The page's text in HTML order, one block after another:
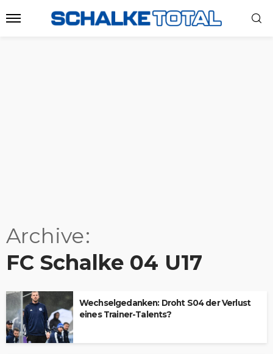
Archive
FC Schalke 04 U17
Wechselgedanken: Droht S04 der Verlust
eines Trainer-Talents?